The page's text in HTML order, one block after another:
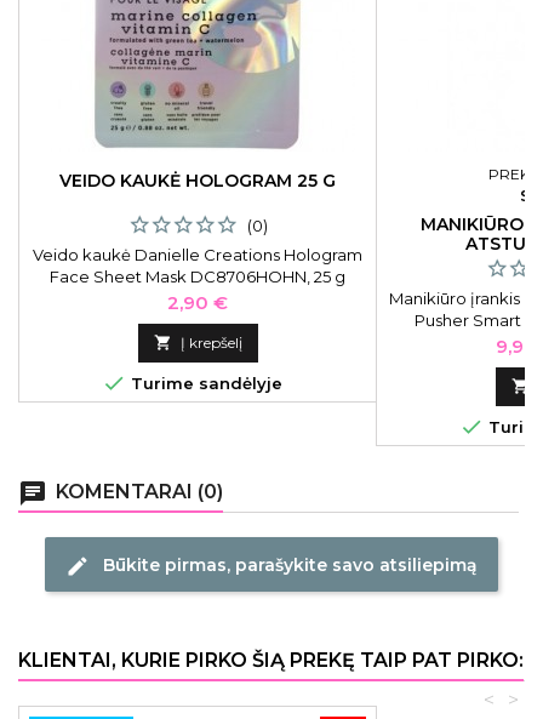
VEIDO KAUKĖ HOLOGRAM 25 G
(0)
Veido kaukė Danielle Creations Hologram
Face Sheet Mask DC8706HOHN, 25 g
Kaina
2,90 €
 Į krepšelį
 Turime sandėlyje
MANIKIŪRO
Manikiūro įrankis
Pusher Smart
9,90


chat KOMENTARAI (0)
edit Būkite pirmas, parašykite savo atsiliepimą
KLIENTAI, KURIE PIRKO ŠIĄ PREKĘ TAIP PAT PIRKO:
>
<